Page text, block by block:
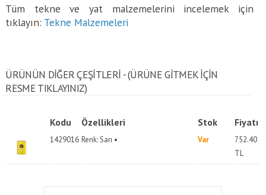
Tüm tekne ve yat malzemelerini incelemek için
tıklayın: Tekne Malzemeleri
ÜRÜNÜN DİĞER ÇEŞİTLERİ - (ÜRÜNE GITMEK IÇIN
RESME TIKLAYINIZ)
Kodu Özellikleri Stok Fiyatı
1429016 Renk: Sarı • Var
752.40
TL